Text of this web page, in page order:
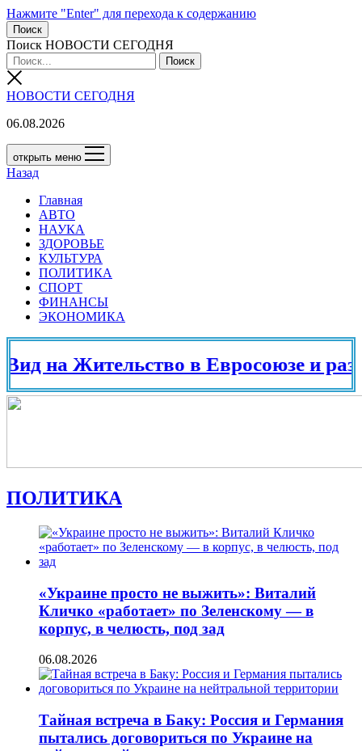
Нажмите "Enter" для перехода к содержанию
Поиск
Поиск НОВОСТИ СЕГОДНЯ
НОВОСТИ СЕГОДНЯ
06.08.2026
открыть меню
Назад
Главная
АВТО
НАУКА
ЗДОРОВЬЕ
КУЛЬТУРА
ПОЛИТИКА
СПОРТ
ФИНАНСЫ
ЭКОНОМИКА
Жительство в Евросоюзе и разных
ПОЛИТИКА
«Украине просто не выжить»: Виталий
Кличко «работает» по Зеленскому — в
корпус, в челюсть, под зад
06.08.2026
Тайная встреча в Баку: Россия и Германия
пытались договориться по Украине на